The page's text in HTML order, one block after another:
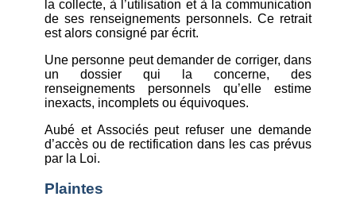
la collecte, à l’utilisation et à la communication
de ses renseignements personnels. Ce retrait
est alors consigné par écrit.
Une personne peut demander de corriger, dans
un dossier qui la concerne, des
renseignements personnels qu’elle estime
inexacts, incomplets ou équivoques.
Aubé et Associés peut refuser une demande
d’accès ou de rectification dans les cas prévus
par la Loi.
Plaintes